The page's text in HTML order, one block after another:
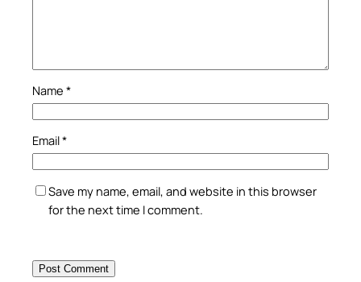
Name *
Email*
Save my name, email, and website in this browser
for the next time I comment.